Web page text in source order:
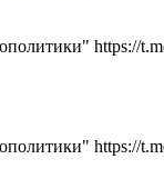
https://
https://